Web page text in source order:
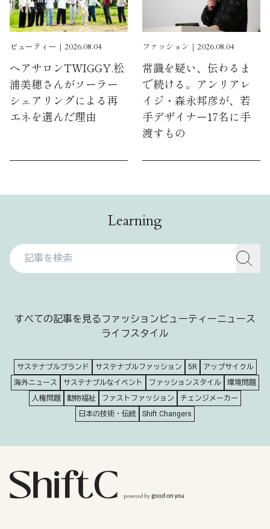
ビューティー｜2026.08.04
ヘアサロンTWIGGY.松
浦美穂さんがソーラー
シェアリングによる再
エネを選んだ理由
ファッション｜2026.08.04
常識を疑い、伝わるま
で続ける。アンリアレ
イジ・森永邦彦が、若
手デザイナー17名に手
渡すもの
Learning
すべての記事を見る ファッションビューティーニュース
ライフスタイル
サステナブルブランド サステナブルファッション 5R
アップサイクル
海外ニュース
サステナブルなイベント ファッションスタイル
環境問題
人権問題
動物福祉 ファストファッション
チェンジメーカー
日本の技術・伝統
Shift Changers